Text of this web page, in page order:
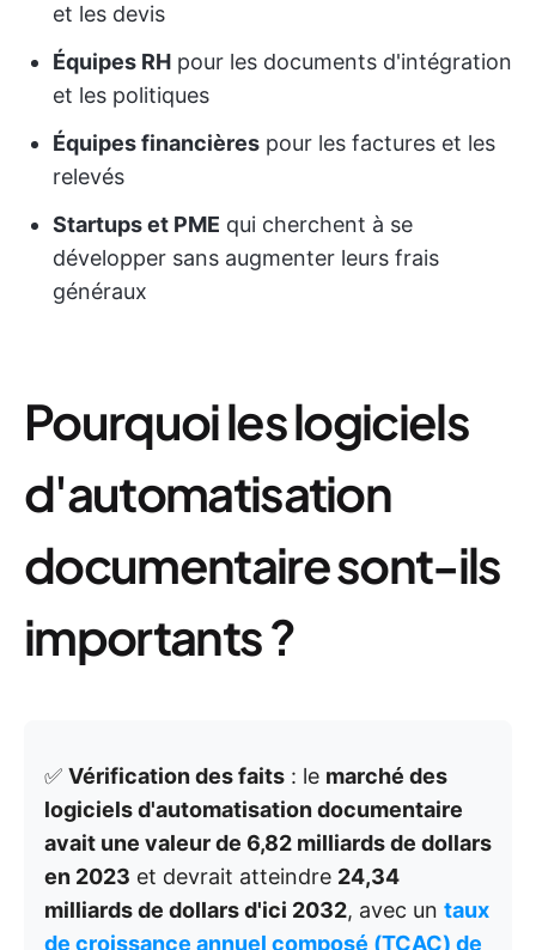
et les devis
Équipes RH pour les documents d'intégration
et les politiques
Équipes financières pour les factures et les
relevés
Startups et PME qui cherchent à se
développer sans augmenter leurs frais
généraux
Pourquoi les logiciels
d'automatisation
documentaire sont-ils
importants ?
✅ Vérification des faits : le marché des
logiciels d'automatisation documentaire
avait une valeur de 6,82 milliards de dollars
en 2023 et devrait atteindre 24,34
milliards de dollars d'ici 2032, avec un taux
de croissance annuel composé (TCAC) de